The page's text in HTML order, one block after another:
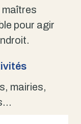
pour agir
mairies,